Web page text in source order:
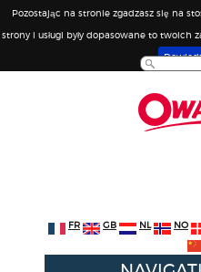
Pozostając na stronie zgadzasz się na
strony i usługi były dopasowane to twoich
FR GB NL NO